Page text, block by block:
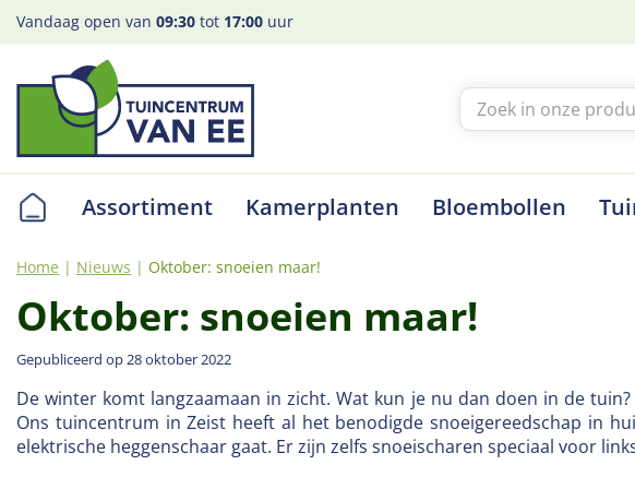
Ga
naar
Home Nieuws Oktober: snoeien maar!
Vandaag open van 09:30 tot 17:00 uur
Assortiment Kamerplanten Bloembollen
Oktober: snoeien maar!
Gepubliceerd op28 oktober 2022
De winter komt langzaamaan in zicht. Wat kun je nu dan doen in de
Ons tuincentrum in Zeist heeft al het benodigde snoeigereedschap in
elektrische heggenschaar gaat. Er zijn zelfs snoeischaren speciaal voor